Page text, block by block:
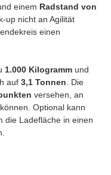
einem Radstand von
up nicht an Agilität
einen
1.000 Kilogramm und
auf 3,1 Tonnen. Die
versehen, an
Optional kann
die Ladefläche in einen